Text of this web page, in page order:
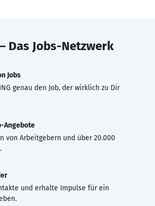
Das Jobs-Netzwerk
Jobs
genau den Job, der wirklich zu Dir
Angebote
von Arbeitgebern und über 20.000
und erhalte Impulse für ein